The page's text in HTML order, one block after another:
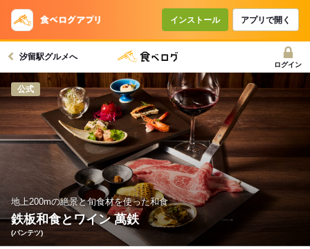
インストール アプリで開く
汐留駅グルメへ
ログイン
公式
地上200mの絶景と旬食材を使った和食
鉄板和食とワイン 萬鉄
(バンテツ)